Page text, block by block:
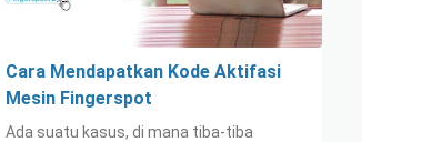
Cara Mendapatkan Kode Aktifasi
Mesin Fingerspot
Ada suatu kasus, di mana tiba-tiba